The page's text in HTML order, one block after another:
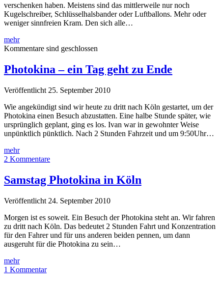
verschenken haben. Meistens sind das mittlerweile nur noch
Kugelschreiber, Schlüsselhalsbander oder Luftballons. Mehr oder
weniger sinnfreien Kram. Den sich alle…
mehrAbräumer
der
Kata
Manfrotto
Kommentare sind geschlossen
Photokina – ein Tag geht zu Ende
Veröffentlicht 25. September 2010
Wie angekündigt sind wir heute zu dritt nach Köln gestartet, um der
Photokina einen Besuch abzustatten. Eine halbe Stunde später, wie
ursprünglich geplant, ging es los. Ivan war in gewohnter Weise
unpünktlich pünktlich. Nach 2 Stunden Fahrzeit und um 9:50Uhr…
mehrPhotokina
–
geht
Ende
2 Kommentare
Samstag Photokina in Köln
Veröffentlicht 24. September 2010
Morgen ist es soweit. Ein Besuch der Photokina steht an. Wir fahren
zu dritt nach Köln. Das bedeutet 2 Stunden Fahrt und Konzentration
für den Fahrer und für uns anderen beiden pennen, um dann
ausgeruht für die Photokina zu sein…
mehrSamstag
Photokina
1 Kommentar